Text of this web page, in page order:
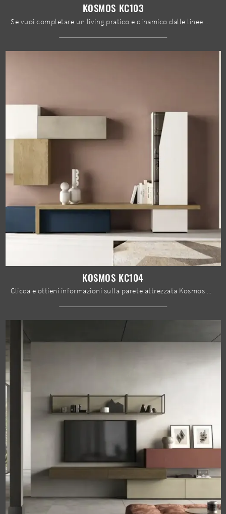
KOSMOS KC103
KOSMOS KC104
Clicca e ottieni informazioni sulla parete attrezzata Kosmos KC104 dell'azienda Moretti Compact Giorno Notte: è la soluzione dalle linee moderne ...